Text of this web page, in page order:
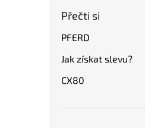
Přečti si
PFERD
Jak získat slevu?
CX80